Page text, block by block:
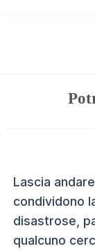
Lascia
condividono
disastrose,
qualcuno